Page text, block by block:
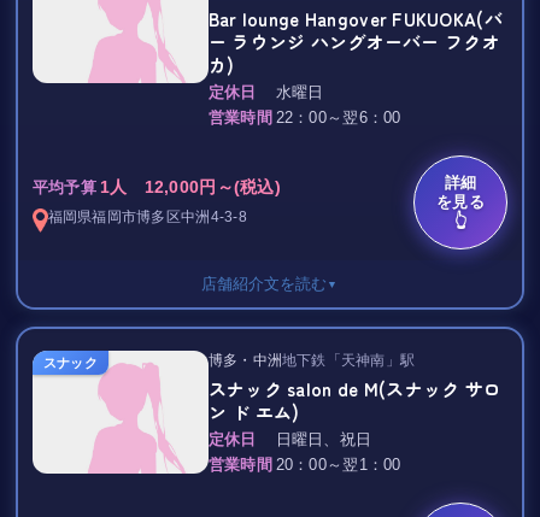
指名料：2,000円(複数可)
同伴料：2,500円
お忍びで行ける新感覚な大人の隠れ家
｡.:*★ 会員制ラウンジ empress ★ﾟ*:.｡
目に見える金額でその時間をくつろぎながら楽しんでいただける
空間と、選べる楽しさをお客様にご提供致します。
自然体でお客様には楽しんでいただけるように女の子たちも普段
自然体でのおもてなしをさせていただきます。
コースとなっております。
さらに会員登録をしていただく事ですべてのコース500円引きの
特典もご用意いたしております。
心よりご来店をお待ちしております。
延長 Lastまで/2,000円
女の子ドリンク 1杯 1,000円～
女の子の割物 1本 1,000円
ビール・炭酸・コーラ・カクテル等 別途
美人で楽しいママや女の子たちの明るく楽しい雰囲気に
個性豊かな女の子たちが
あなたの今夜のシーンに合わせて
おもてなしいたします。
スタッフ一同、
Bar lounge Hangover FUKUOKA(バ
ー ラウンジ ハングオーバー フクオ
カ)
定休日
水曜日
営業時間 22：00～翌6：00
平均予算 1人 12,000円～(税込)
福岡県福岡市博多区中洲4-3-8
詳細
を見る
👆
店舗紹介文を読む ▼
セット料金 2,000円/1H
TAX 20％
｡.:*★ Bar lounge Hangover FUKUOKA ★ﾟ*:.｡
スナック 博多・中洲地下鉄「天神南」駅
スナック salon de M(スナック サロ
ン ド エム)
定休日
日曜日、祝日
営業時間 20：00～翌1：00